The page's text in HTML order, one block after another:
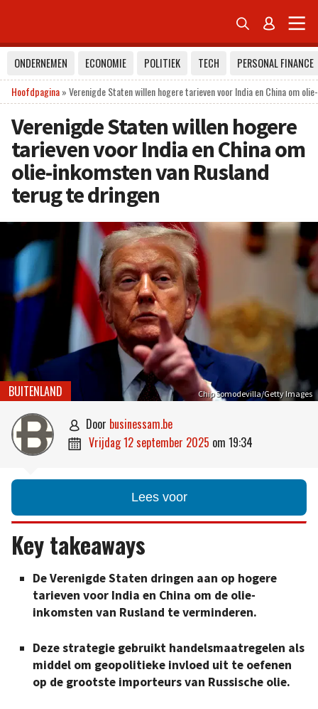
 
ONDERNEMEN ECONOMIE POLITIEK TECH
PERSONAL FINANCE
Hoofdpagina»Verenigde Staten willen hogere tarieven voor India en China om
Verenigde Staten willen hogere
tarieven voor India en China om
olie-inkomsten van Rusland
terug te dringen
Chip Somodevilla/Getty Images
BUITENLAND
 door businessam.be
 vrijdag 12 september 2025 om 19:34
Lees voor
Key takeaways
De Verenigde Staten dringen aan op hogere
tarieven voor India en China om de olie-
inkomsten van Rusland te verminderen.
Deze strategie gebruikt handelsmaatregelen als
middel om geopolitieke invloed uit te oefenen
op de grootste importeurs van Russische olie.